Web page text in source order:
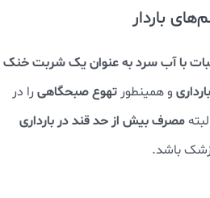
با آب سرد به عنوان یک شربت خنک
و همینطور تهوع صبحگاهی را در
مصرف بیش از حد قند در بارداری
باشد.